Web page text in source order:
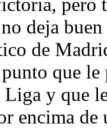
deja
de
que
y que
encima de